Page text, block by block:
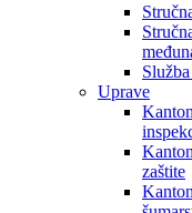
Uprave
zaštite